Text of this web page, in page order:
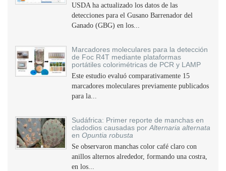
USDA ha actualizado los datos de las
detecciones para el Gusano Barrenador del
Ganado (GBG) en los...
Marcadores moleculares para la detección
de Foc R4T mediante plataformas
portátiles colorimétricas de PCR y LAMP
Este estudio evaluó comparativamente 15
marcadores moleculares previamente publicados
para la...
Sudáfrica: Primer reporte de manchas en
cladodios causadas por Alternaria alternata
en Opuntia robusta
Se observaron manchas color café claro con
anillos alternos alrededor, formando una costra,
en los...